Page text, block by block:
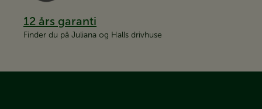
12 års garanti
Finder du på Juliana og Halls drivhuse